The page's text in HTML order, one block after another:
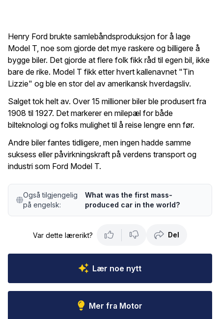
Henry Ford brukte samlebåndsproduksjon for å lage
Model T, noe som gjorde det mye raskere og billigere å
bygge biler. Det gjorde at flere folk fikk råd til egen bil, ikke
bare de rike. Model T fikk etter hvert kallenavnet "Tin
Lizzie" og ble en stor del av amerikansk hverdagsliv.
Salget tok helt av. Over 15 millioner biler ble produsert fra
1908 til 1927. Det markerer en milepæl for både
bilteknologi og folks mulighet til å reise lengre enn før.
Andre biler fantes tidligere, men ingen hadde samme
suksess eller påvirkningskraft på verdens transport og
industri som Ford Model T.
Også tilgjengelig
på engelsk:
What was the first mass-
produced car in the world?
Var dette lærerikt? Del
Lær noe nytt
Mer fra Motor